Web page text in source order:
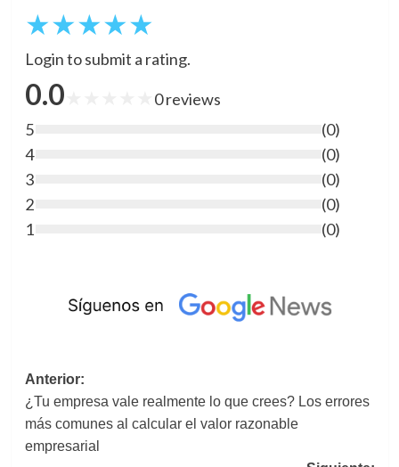
★★★★★
Login to submit a rating.
0.0 0 reviews
5
(0)
4
(0)
3
(0)
2
(0)
1
(0)
Navegación
de
entradas
Anterior:
¿Tu empresa vale realmente lo que crees? Los errores
más comunes al calcular el valor razonable
empresarial